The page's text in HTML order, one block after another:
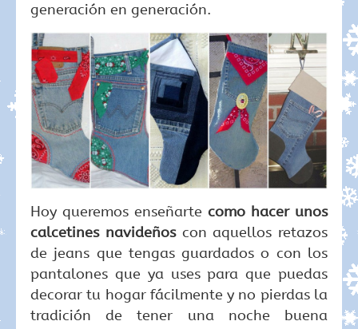
generación en generación.
Hoy queremos enseñarte como hacer unos
calcetines navideñoscon aquellos retazos
de jeans que tengas guardados o con los
pantalones que ya uses para que puedas
decorar tu hogar fácilmente y no pierdas la
tradición de tener una noche buena